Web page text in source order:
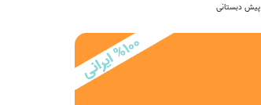
پیش دبستانی